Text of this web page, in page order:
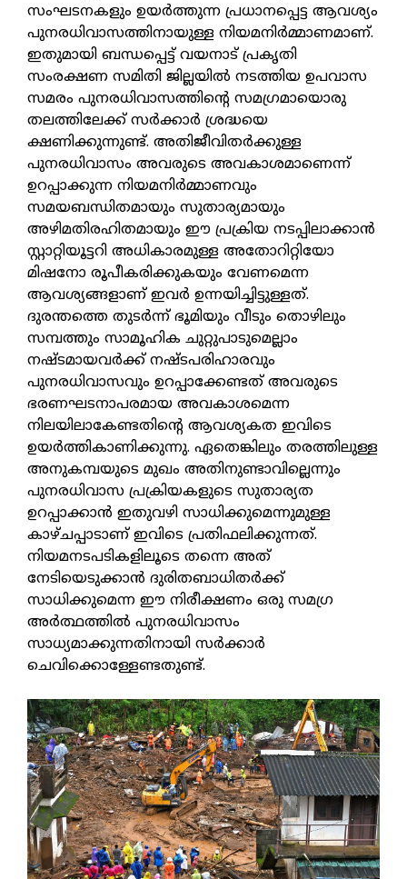
സംഘടനകളും ഉയര്‍ത്തുന്ന പ്രധാനപ്പെട്ട ആവശ്യം
പുനരധിവാസത്തിനായുള്ള നിയമനിര്‍മ്മാണമാണ്.
ഇതുമായി ബന്ധപ്പെട്ട് വയനാട് പ്രകൃതി
സംരക്ഷണ സമിതി ജില്ലയില്‍ നടത്തിയ ഉപവാസ
സമരം പുനരധിവാസത്തിന്റെ സമഗ്രമായൊരു
തലത്തിലേക്ക് സര്‍ക്കാര്‍ ശ്രദ്ധയെ
ക്ഷണിക്കുന്നുണ്ട്. അതിജീവിതര്‍ക്കുള്ള
പുനരധിവാസം അവരുടെ അവകാശമാണെന്ന്
ഉറപ്പാക്കുന്ന നിയമനിര്‍മ്മാണവും
സമയബന്ധിതമായും സുതാര്യമായും
അഴിമതിരഹിതമായും ഈ പ്രക്രിയ നടപ്പിലാക്കാന്‍
സ്റ്റാറ്റിയൂട്ടറി അധികാരമുള്ള അതോറിറ്റിയോ
മിഷനോ രൂപീകരിക്കുകയും വേണമെന്ന
ആവശ്യങ്ങളാണ് ഇവര്‍ ഉന്നയിച്ചിട്ടുള്ളത്.
ദുരന്തത്തെ തുടര്‍ന്ന് ഭൂമിയും വീടും തൊഴിലും
സമ്പത്തും സാമൂഹിക ചുറ്റുപാടുമെല്ലാം
നഷ്ടമായവര്‍ക്ക് നഷ്ടപരിഹാരവും
പുനരധിവാസവും ഉറപ്പാക്കേണ്ടത് അവരുടെ
ഭരണഘടനാപരമായ അവകാശമെന്ന
നിലയിലാകേണ്ടതിന്റെ ആവശ്യകത ഇവിടെ
ഉയര്‍ത്തികാണിക്കുന്നു. ഏതെങ്കിലും തരത്തിലുള്ള
അനുകമ്പയുടെ മുഖം അതിനുണ്ടാവില്ലെന്നും
പുനരധിവാസ പ്രക്രിയകളുടെ സുതാര്യത
ഉറപ്പാക്കാന്‍ ഇതുവഴി സാധിക്കുമെന്നുമുള്ള
കാഴ്ചപ്പാടാണ് ഇവിടെ പ്രതിഫലിക്കുന്നത്.
നിയമനടപടികളിലൂടെ തന്നെ അത്
നേടിയെടുക്കാന്‍ ദുരിതബാധിതര്‍ക്ക്
സാധിക്കുമെന്ന ഈ നിരീക്ഷണം ഒരു സമഗ്ര
അര്‍ത്ഥത്തില്‍ പുനരധിവാസം
സാധ്യമാക്കുന്നതിനായി സര്‍ക്കാര്‍
ചെവിക്കൊള്ളേണ്ടതുണ്ട്.